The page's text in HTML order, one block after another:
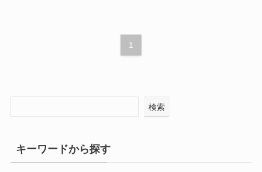
1
検索
キーワードから探す